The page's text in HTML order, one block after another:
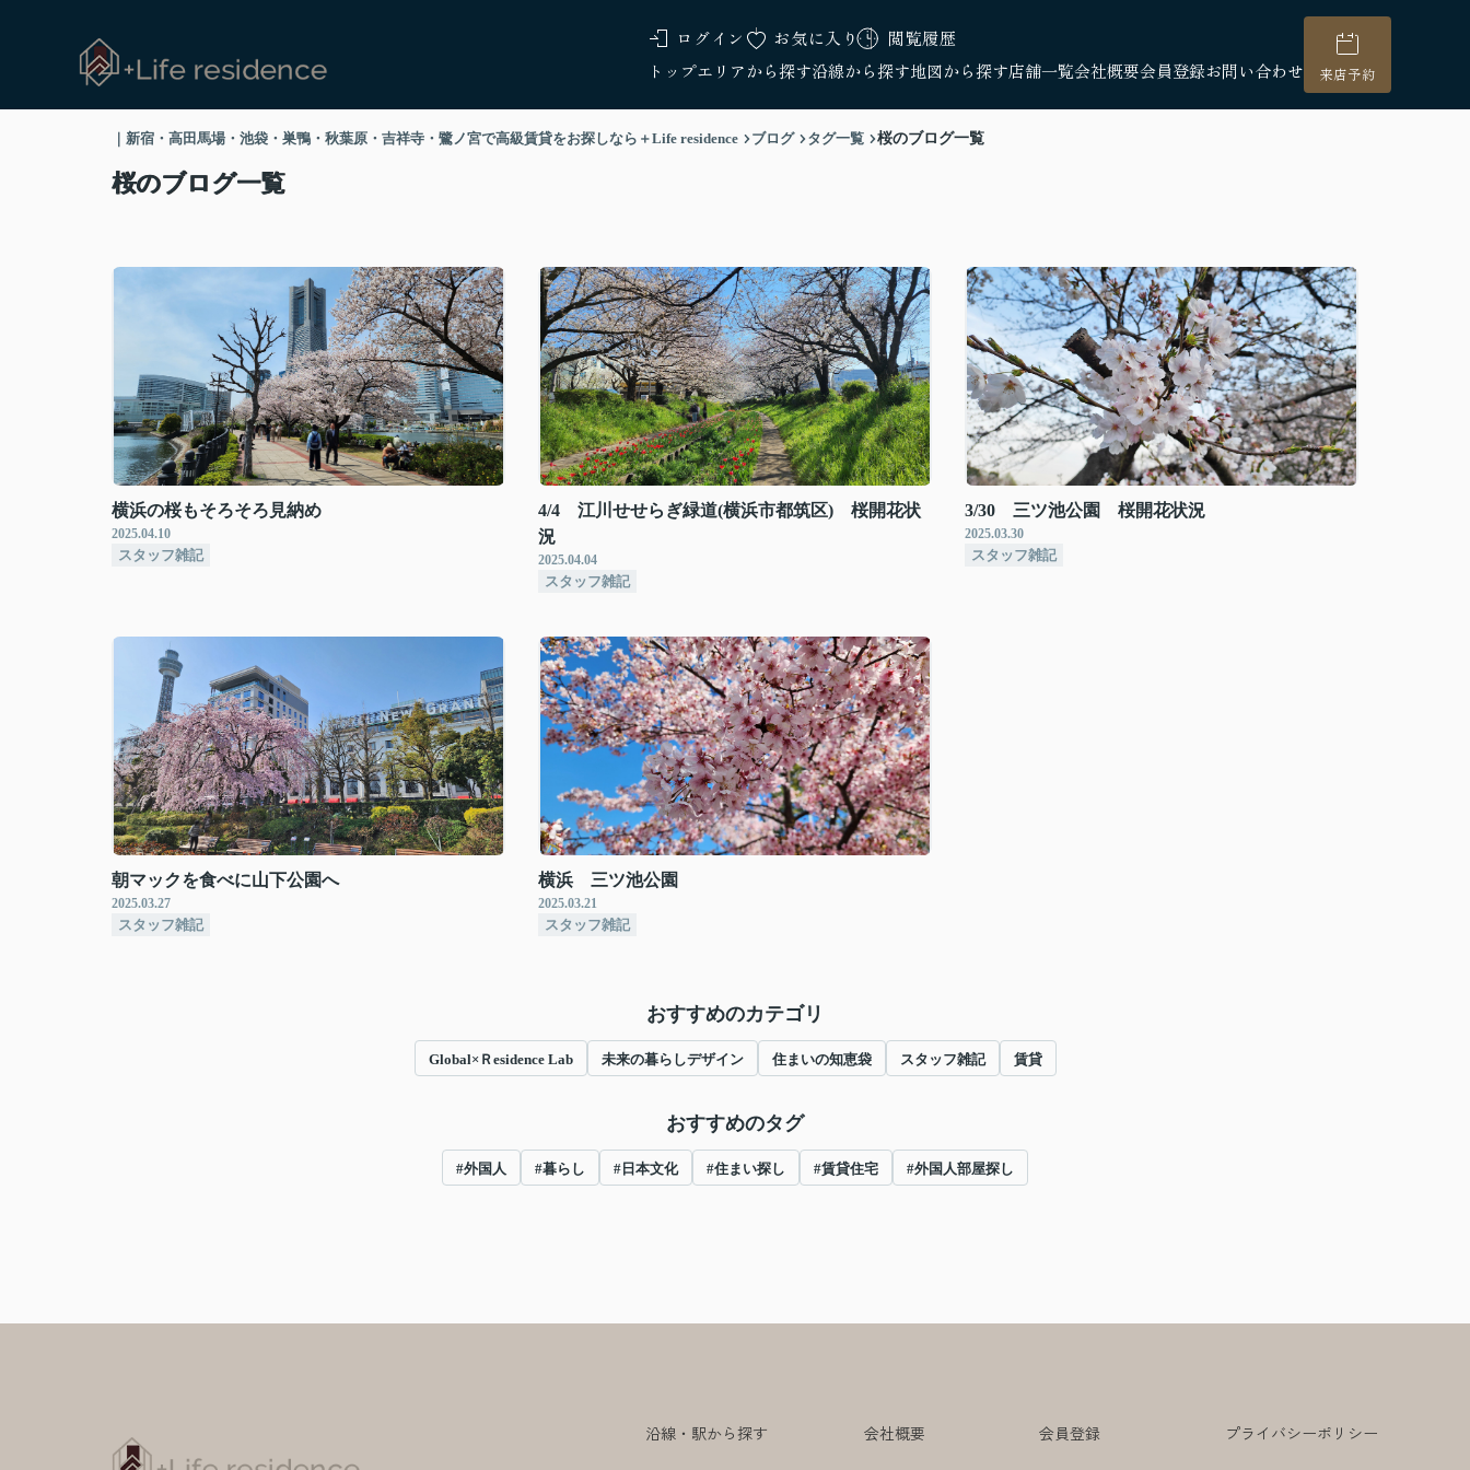
ログイン お気に入り
閲覧履歴
トップエリアから探す沿線から探す地図から探す店舗一覧会社概要会員登録お問い合わせ 来店予約
｜新宿・高田馬場・池袋・巣鴨・秋葉原・吉祥寺・鷺ノ宮で高級賃貸をお探しなら＋Life residence ブログ タグ一覧 桜のブログ一覧
桜のブログ一覧
横浜の桜もそろそろ見納め
2025.04.10
スタッフ雑記
4/4 江川せせらぎ緑道(横浜市都筑区) 桜開花状
況
2025.04.04
スタッフ雑記
3/30 三ツ池公園 桜開花状況
2025.03.30
スタッフ雑記
朝マックを食べに山下公園へ
2025.03.27
スタッフ雑記
横浜 三ツ池公園
2025.03.21
スタッフ雑記
おすすめのカテゴリ
Global×Ｒesidence Lab 未来の暮らしデザイン 住まいの知恵袋 スタッフ雑記 賃貸
おすすめのタグ
#外国人 #暮らし #日本文化 #住まい探し #賃貸住宅 #外国人部屋探し
沿線・駅から探す 会社概要 会員登録 プライバシーポリシー